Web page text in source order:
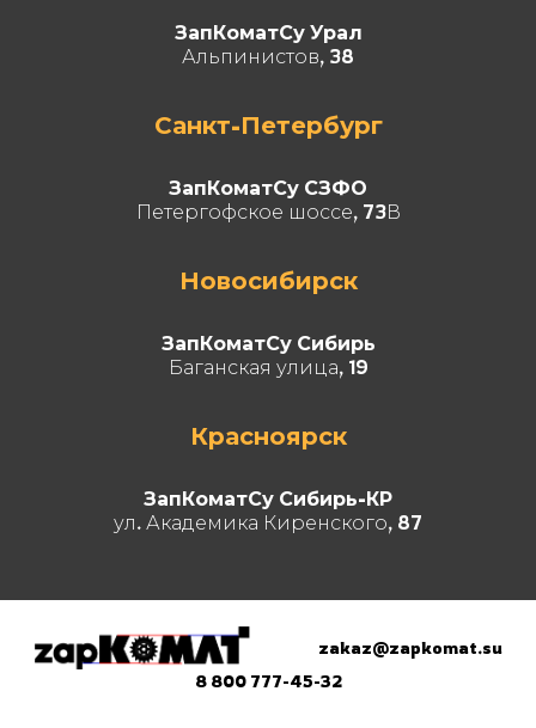
ЗапКоматСу Урал
Альпинистов, 38
Санкт-Петербург
ЗапКоматСу СЗФО
Петергофское шоссе, 73В
Новосибирск
ЗапКоматСу Сибирь
Баганская улица, 19
Красноярск
ЗапКоматСу Сибирь-КР
ул. Академика Киренского, 87
zakaz@zapkomat.su
8 800 777-45-32